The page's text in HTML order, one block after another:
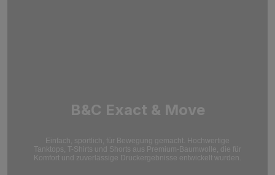
B&C Exact & Move
Einfach, sportlich, für Bewegung gemacht. Hochwertige
Tanktops, T-Shirts und Shorts aus Premium-Baumwolle, die für
Komfort und zuverlässige Druckergebnisse entwickelt wurden.